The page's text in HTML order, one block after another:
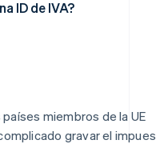
ID de IVA?
miembros de la UE
gravar el